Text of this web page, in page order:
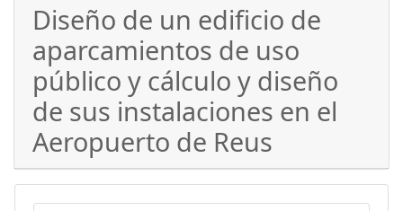
Diseño de un edificio de
aparcamientos de uso
público y cálculo y diseño
de sus instalaciones en el
Aeropuerto de Reus